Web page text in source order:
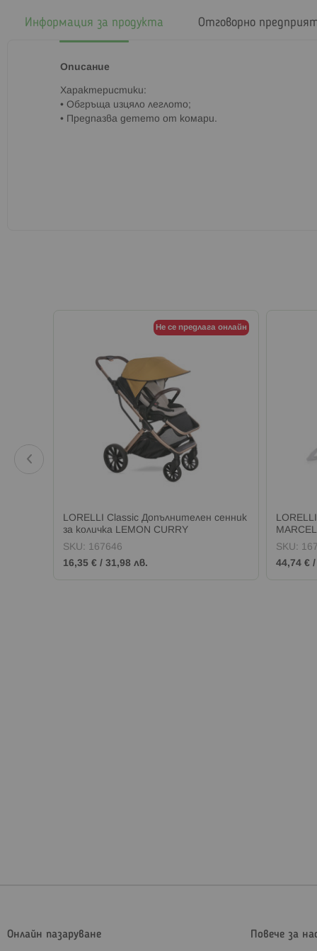
Информация за продукта
Описание
Характеристики:
• Обгръща изцяло леглото;
• Предпазва детето от комари.
Отговорно
Не се предлага онлайн
LORELLI Classic Допълнителен сенник
за количкa LEMON CURRY
SKU: 167646
16,35 € / 31,98 лв.
SKU:
44,74 € /
Онлайн пазаруване Повече за